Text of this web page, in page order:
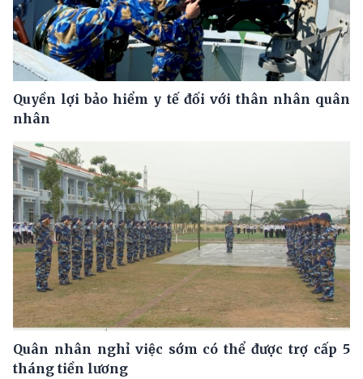
Quyền lợi bảo hiểm y tế đối với thân nhân quân
nhân
Quân nhân nghỉ việc sớm có thể được trợ cấp 5
tháng tiền lương